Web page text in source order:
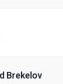
Brekelov